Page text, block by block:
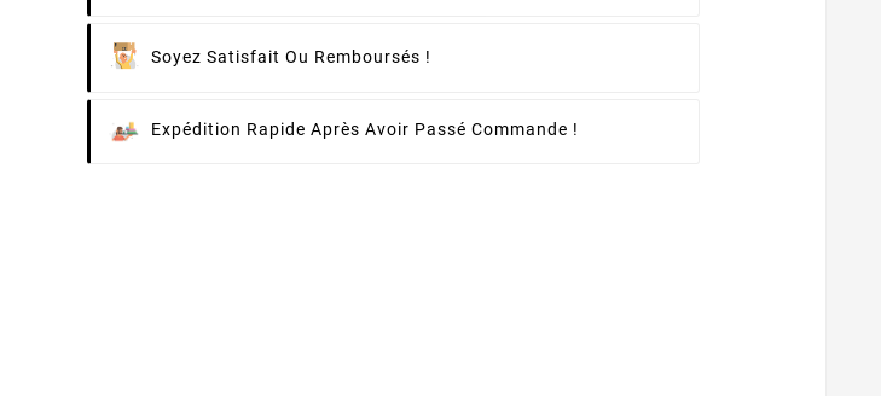
Soyez Satisfait Ou Remboursés !
Expédition Rapide Après Avoir Passé Commande !